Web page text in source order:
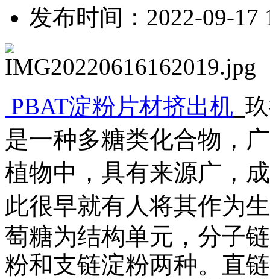
发布时间： 2022-09-17
PBAT淀粉片材挤出机 _
是一种多糖类化合物，
植物中，具有来源广，
此很早就有人将其作为
萄糖为结构单元，分子
粉和支链淀粉两种。直